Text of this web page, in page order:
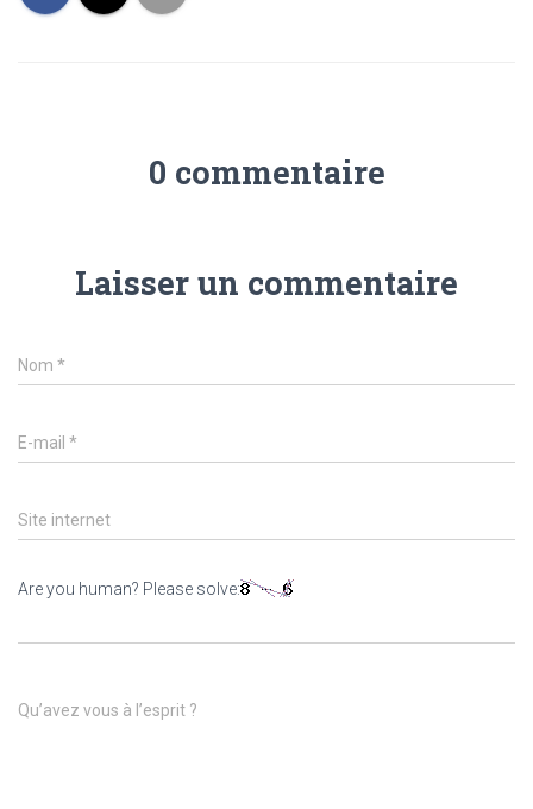
0 commentaire
Laisser un commentaire
Nom *
E-mail *
Site internet
Are you human? Please solve:
Qu’avez vous à l’esprit ?